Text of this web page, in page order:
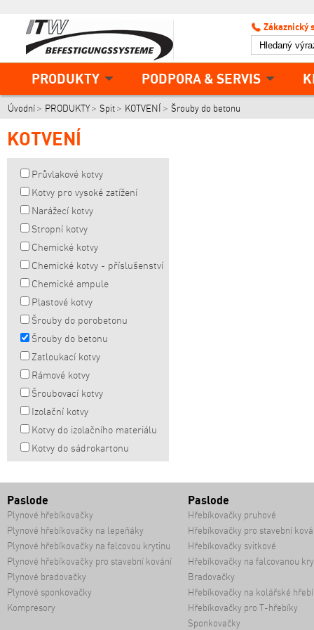
PRODUKTY PODPORA & SERVIS
Zákaznický
Úvodní PRODUKTY Spit KOTVENÍ Šrouby do betonu
KOTVENÍ
Průvlakové kotvy
Kotvy pro vysoké zatížení
Narážecí kotvy
Stropní kotvy
Chemické kotvy
Chemické kotvy - příslušenství
Chemické ampule
Plastové kotvy
Šrouby do porobetonu
Šrouby do betonu
Zatloukací kotvy
Rámové kotvy
Šroubovací kotvy
Izolační kotvy
Kotvy do izolačního materiálu
Kotvy do sádrokartonu
Paslode
Plynové hřebíkovačky
Plynové hřebíkovačky na lepeňáky
Plynové hřebíkovačky na falcovou krytinu
Plynové hřebíkovačky pro stavební kování
Plynové bradovačky
Plynové sponkovačky
Kompresory
Paslode
Hřebíkovačky pruhové
Hřebíkovačky pro stavební
Hřebíkovačky svitkové
Hřebíkovačky na falcovanou
Bradovačky
Hřebíkovačky na kolářské
Hřebíkovačky pro T-hřebíky
Sponkovačky